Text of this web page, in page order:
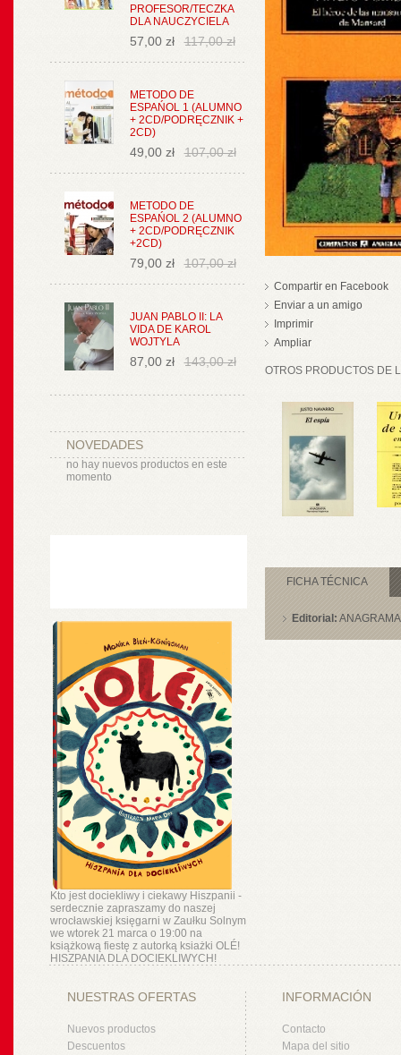
PROFESOR/TECZKA
DLA NAUCZYCIELA
57,00 zł 117,00 zł
METODO DE
ESPAŃOL 1 (ALUMNO
+ 2CD/PODRĘCZNIK +
2CD)
49,00 zł 107,00 zł
METODO DE
ESPAŃOL 2 (ALUMNO
+ 2CD/PODRĘCZNIK
+2CD)
79,00 zł 107,00 zł
JUAN PABLO II: LA
VIDA DE KAROL
WOJTYLA
87,00 zł 143,00 zł
NOVEDADES
no hay nuevos productos en este
momento
Kto jest dociekliwy i ciekawy Hiszpanii -
serdecznie zapraszamy do naszej
wrocławskiej księgarni w Zaułku Solnym
we wtorek 21 marca o 19:00 na
książkową fiestę z autorką ksiażki OLÉ!
HISZPANIA DLA DOCIEKLIWYCH!
Compartir en Facebook
Enviar a un amigo
Imprimir
Ampliar
OTROS PRODUCTOS DE
FICHA TÉCNICA
Editorial: ANAGRAMA
NUESTRAS OFERTAS
Nuevos productos
Descuentos
INFORMACIÓN
Contacto
Mapa del sitio